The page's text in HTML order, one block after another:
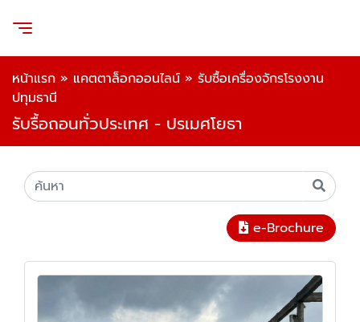
หน้าแรก » แคตตาล็อกออนไลน์ » รับซื้อเครื่องจักรโรงงาน
ปทุมธานี
รับรื้อถอนทั่วประเทศ - ปรเมศโยธา
e-Brochure